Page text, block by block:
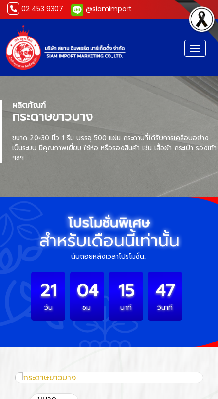
02 453 9307 @siamimport
ผลิตภัณฑ์
กระดาษขาวบาง
ขนาด 20×30 นิ้ว 1 รีม บรรจุ 500 แผ่น กระดาษที่ได้รับการเคลือบอย่าง
เป็นระบบ มีคุณภาพเยี่ยม ใช้ห่อ หรือรองสินค้า เช่น เสื้อผ้า กระเป๋า รองเท้า
ฯลฯ
โปรโมชั่นพิเศษ
สำหรับเดือนนี้เท่านั้น
นับถอยหลังเวลาโปรโมชั่น..
21
วัน
04
ชม.
15
นาที
47
วินาที